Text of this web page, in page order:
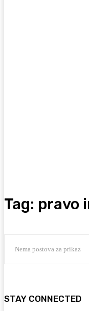
Tag: pravo
Nema postova za prikaz
STAY CONNECTED